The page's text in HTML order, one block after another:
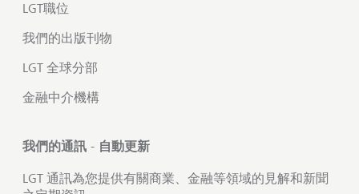
LGT職位
我們的出版刊物
LGT 全球分部
金融中介機構
我們的通訊 - 自動更新
LGT 通訊為您提供有關商業、金融等領域的見解和新聞